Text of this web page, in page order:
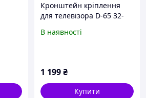
Кронштейн кріплення
для телевізора D-65 32-
поворотний
В наявності
1 199₴
Купити